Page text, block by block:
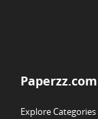
Paperzz.com
Explore Categories